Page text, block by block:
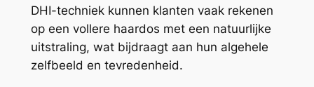
DHI-techniek kunnen klanten vaak rekenen
op een vollere haardos met een natuurlijke
uitstraling, wat bijdraagt aan hun algehele
zelfbeeld en tevredenheid.